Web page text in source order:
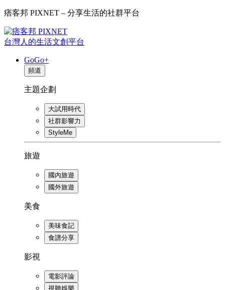
痞客邦 PIXNET – 分享生活的社群平台
台灣人的生活文創平台
GoGo+
頻道
主題企劃
大試用時代
社群影響力
StyleMe
旅遊
國內旅遊
國外旅遊
美食
美味食記
食譜分享
影視
電影評論
視聽娛樂